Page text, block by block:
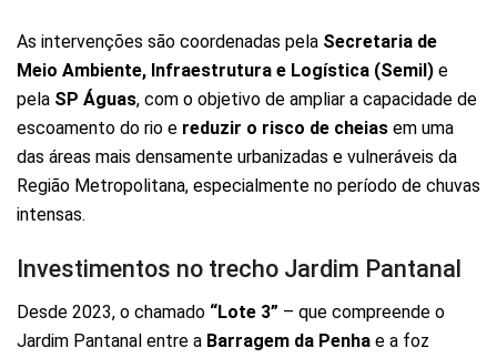
As intervenções são coordenadas pela Secretaria de
Meio Ambiente, Infraestrutura e Logística (Semil) e
pela SP Águas, com o objetivo de ampliar a capacidade de
escoamento do rio e reduzir o risco de cheias em uma
das áreas mais densamente urbanizadas e vulneráveis da
Região Metropolitana, especialmente no período de chuvas
intensas.
Investimentos no trecho Jardim Pantanal
Desde 2023, o chamado “Lote 3” – que compreende o
Jardim Pantanal entre a Barragem da Penha e a foz